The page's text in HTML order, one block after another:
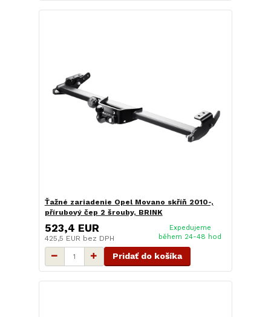
Ťažné zariadenie Opel Movano skříň 2010-,
přírubový čep 2 šrouby, BRINK
523,4 EUR
425,5 EUR bez DPH
Expedujeme
během 24-48 hod
Pridať do košíka